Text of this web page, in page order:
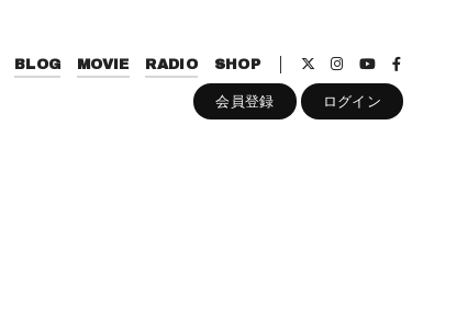
BLOG MOVIE RADIO SHOP
会員登録 ログイン